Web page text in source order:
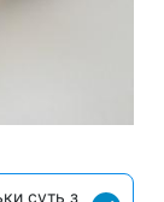
суть з